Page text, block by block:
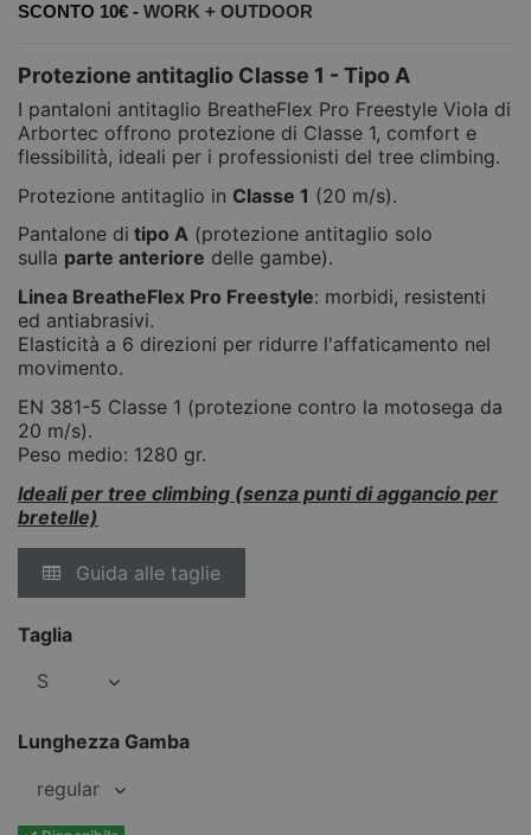
SCONTO 10€ - WORK + OUTDOOR
Protezione antitaglio Classe 1 - Tipo A
I pantaloni antitaglio BreatheFlex Pro Freestyle Viola di
Arbortec offrono protezione di Classe 1, comfort e
flessibilità, ideali per i professionisti del tree climbing.
Protezione antitaglio in Classe 1 (20 m/s).
Pantalone di tipo A (protezione antitaglio solo
sulla parte anteriore delle gambe).
Linea BreatheFlex Pro Freestyle: morbidi, resistenti
ed antiabrasivi.
Elasticità a 6 direzioni per ridurre l'affaticamento nel
movimento.
EN 381-5 Classe 1 (protezione contro la motosega da
20 m/s).
Peso medio: 1280 gr.
Ideali per tree climbing (senza punti di aggancio per
bretelle)
Guida alle taglie
Taglia
Lunghezza Gamba